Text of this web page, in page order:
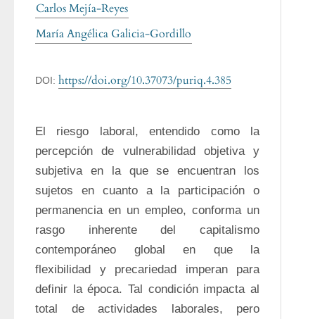
Carlos Mejía-Reyes
María Angélica Galicia-Gordillo
DOI: https://doi.org/10.37073/puriq.4.385
El riesgo laboral, entendido como la
percepción de vulnerabilidad objetiva y
subjetiva en la que se encuentran los
sujetos en cuanto a la participación o
permanencia en un empleo, conforma un
rasgo inherente del capitalismo
contemporáneo global en que la
flexibilidad y precariedad imperan para
definir la época. Tal condición impacta al
total de actividades laborales, pero